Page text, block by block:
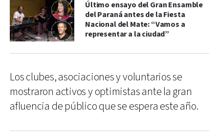
Último ensayo del Gran Ensamble
del Paraná antes de la Fiesta
Nacional del Mate: “Vamos a
representar a la ciudad”
Los clubes, asociaciones y voluntarios se
mostraron activos y optimistas ante la gran
afluencia de público que se espera este año.